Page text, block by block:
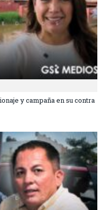
y campaña en su contra